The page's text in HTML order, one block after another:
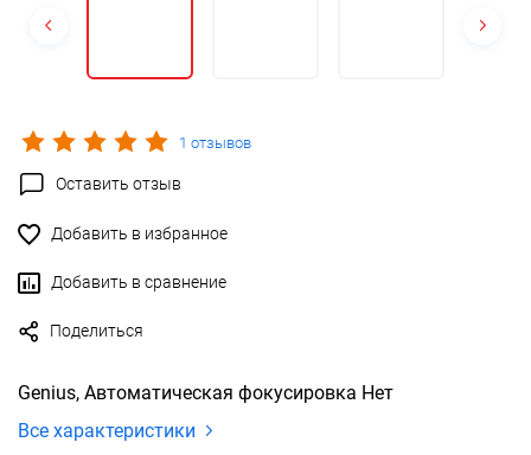
1 отзывов
Оставить отзыв
Добавить в избранное
Добавить в сравнение
Поделиться
Genius, Автоматическая фокусировка Нет
Все характеристики